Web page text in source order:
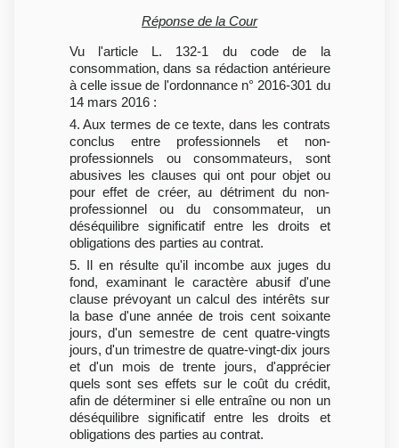
Réponse de la Cour
Vu l'article L. 132-1 du code de la
consommation, dans sa rédaction antérieure
à celle issue de l'ordonnance n° 2016-301 du
14 mars 2016 :
4. Aux termes de ce texte, dans les contrats
conclus entre professionnels et non-
professionnels ou consommateurs, sont
abusives les clauses qui ont pour objet ou
pour effet de créer, au détriment du non-
professionnel ou du consommateur, un
déséquilibre significatif entre les droits et
obligations des parties au contrat.
5. Il en résulte qu'il incombe aux juges du
fond, examinant le caractère abusif d'une
clause prévoyant un calcul des intérêts sur
la base d'une année de trois cent soixante
jours, d'un semestre de cent quatre-vingts
jours, d'un trimestre de quatre-vingt-dix jours
et d'un mois de trente jours, d'apprécier
quels sont ses effets sur le coût du crédit,
afin de déterminer si elle entraîne ou non un
déséquilibre significatif entre les droits et
obligations des parties au contrat.